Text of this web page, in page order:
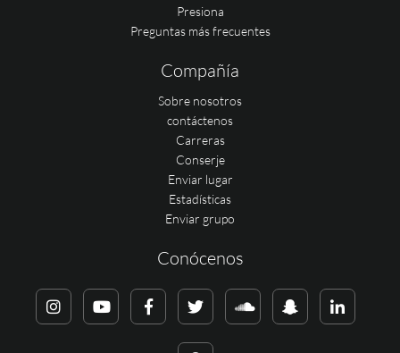
Presiona
Preguntas más frecuentes
Compañía
Sobre nosotros
contáctenos
Carreras
Conserje
Enviar lugar
Estadísticas
Enviar grupo
Conócenos